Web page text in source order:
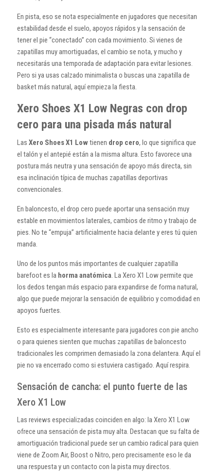
En pista, eso se nota especialmente en jugadores que necesitan
estabilidad desde el suelo, apoyos rápidos y la sensación de
tener el pie “conectado” con cada movimiento. Si vienes de
zapatillas muy amortiguadas, el cambio se nota, y mucho y
necesitarás una temporada de adaptación para evitar lesiones.
Pero si ya usas calzado minimalista o buscas una zapatilla de
basket más natural, aquí empieza la fiesta.
Xero Shoes X1 Low Negras con drop
cero para una pisada más natural
Las Xero Shoes X1 Lowtienen drop cero, lo que significa que
el talón y el antepié están a la misma altura. Esto favorece una
postura más neutra y una sensación de apoyo más directa, sin
esa inclinación típica de muchas zapatillas deportivas
convencionales.
En baloncesto, el drop cero puede aportar una sensación muy
estable en movimientos laterales, cambios de ritmo y trabajo de
pies. No te “empuja” artificialmente hacia delante y eres tú quien
manda.
Uno de los puntos más importantes de cualquier zapatilla
barefoot es la horma anatómica. La Xero X1 Low permite que
los dedos tengan más espacio para expandirse de forma natural,
algo que puede mejorar la sensación de equilibrio y comodidad en
apoyos fuertes.
Esto es especialmente interesante para jugadores con pie ancho
o para quienes sienten que muchas zapatillas de baloncesto
tradicionales les comprimen demasiado la zona delantera. Aquí el
pie no va encerrado como si estuviera castigado. Aquí respira.
Sensación de cancha: el punto fuerte de las
Xero X1 Low
Las reviews especializadas coinciden en algo: la Xero X1 Low
ofrece una sensación de pista muy alta. Destacan que su falta de
amortiguación tradicional puede ser un cambio radical para quien
viene de Zoom Air, Boost o Nitro, pero precisamente eso le da
una respuesta y un contacto con la pista muy directos.